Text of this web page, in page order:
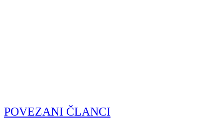
POVEZANI ČLANCI